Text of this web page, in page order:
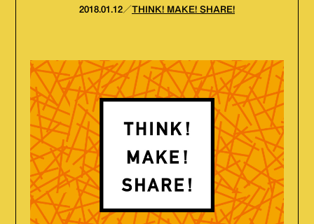
2018.01.12 THINK! MAKE! SHARE!